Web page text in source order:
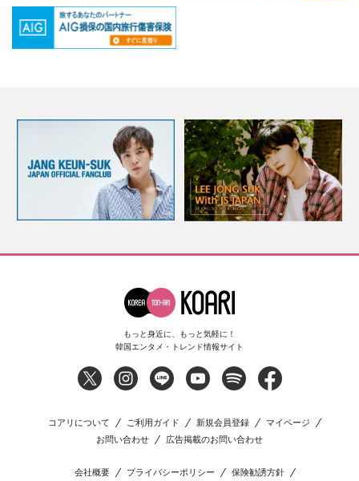
もっと身近に、もっと気軽に！
韓国エンタメ・トレンド情報サイト
コアリについて ご利用ガイド 新規会員登録
マイページ
お問い合わせ
広告掲載のお問い合わせ
会社概要 プライバシーポリシー 保険勧誘方針